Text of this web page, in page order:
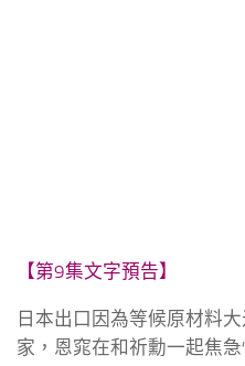
【第9集文字預告】
日本出口因為等候原材料
家，恩窕在和祈勳一起焦